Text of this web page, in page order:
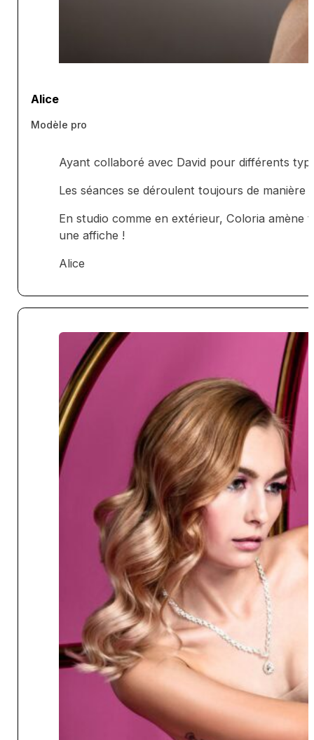
Alice
Modèle pro
Ayant collaboré avec David pour différents
Les séances se déroulent toujours de
En studio comme en extérieur, Coloria
une affiche !
Alice